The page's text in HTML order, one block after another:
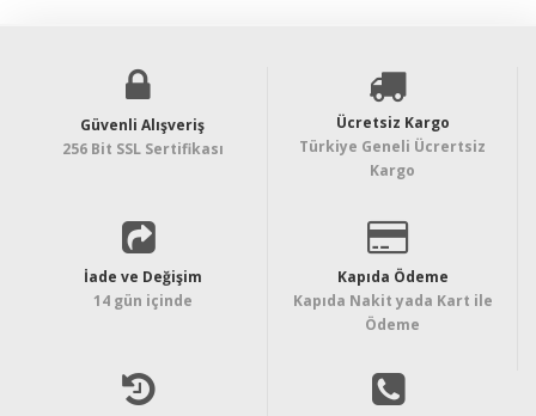
Güvenli Alışveriş
256 Bit SSL Sertifikası
Ücretsiz Kargo
Türkiye Geneli Ücrertsiz
Kargo
İade ve Değişim
14 gün içinde
Kapıda Ödeme
Kapıda Nakit yada Kart ile
Ödeme